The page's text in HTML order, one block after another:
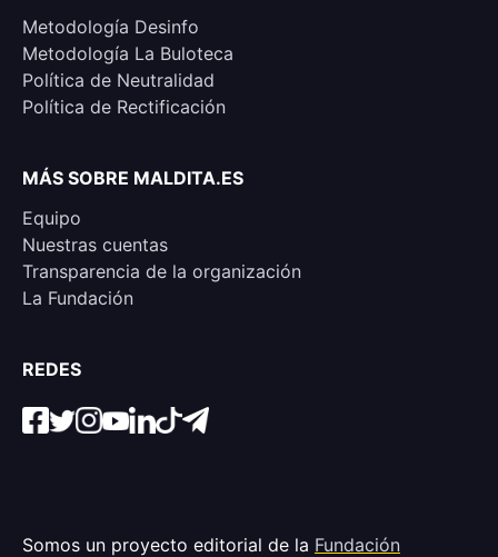
Metodología Desinfo
Metodología La Buloteca
Política de Neutralidad
Política de Rectificación
MÁS SOBRE MALDITA.ES
Equipo
Nuestras cuentas
Transparencia de la organización
La Fundación
REDES
Somos un proyecto editorial de la Fundación